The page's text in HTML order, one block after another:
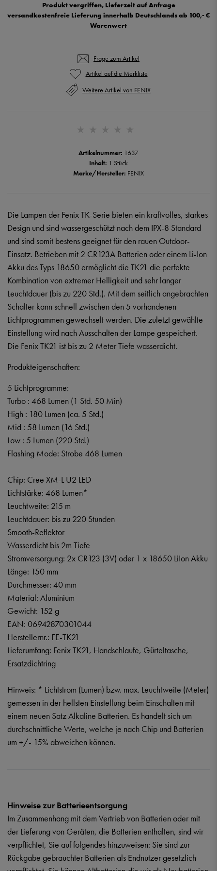
Artikelnummer: 1637
Inhalt: 1 Stück
Marke/Hersteller: FENIX
Produkt vergriffen, Lieferzeit auf Anfrage
versandkostenfreie Lieferung innerhalb Deutschlands ab 100,- €
Warenwert
Frage zum Artikel
Weitere Artikel von FENIX
Die Lampen der Fenix TK-Serie bieten ein kraftvolles, starkes
Design und sind wassergeschützt nach dem IPX-8 Standard
und sind somit bestens geeignet für den rauen Outdoor-
Einsatz. Betrieben mit 2 CR123A Batterien oder einem Li-Ion
Akku des Typs 18650 ermöglicht die TK21 die perfekte
Kombination von extremer Helligkeit und sehr langer
Leuchtdauer (bis zu 220 Std.). Mit dem seitlich angebrachten
Schalter kann schnell zwischen den 5 vorhandenen
Lichtprogrammen gewechselt werden. Die zuletzt gewählte
Einstellung wird nach Ausschalten der Lampe gespeichert.
Die Fenix TK21 ist bis zu 2 Meter Tiefe wasserdicht.
Produkteigenschaften:
5 Lichtprogramme:
Turbo : 468 Lumen (1 Std. 50 Min)
High : 180 Lumen (ca. 5 Std.)
Mid : 58 Lumen (16 Std.)
Low : 5 Lumen (220 Std.)
Flashing Mode: Strobe 468 Lumen
Chip: Cree XM-L U2 LED
Lichtstärke: 468 Lumen*
Leuchtweite: 215 m
Leuchtdauer: bis zu 220 Stunden
Smooth-Reflektor
Wasserdicht bis 2m Tiefe
Stromversorgung: 2x CR123 (3V) oder 1 x 18650 LiIon Akku
Länge: 150 mm
Durchmesser: 40 mm
Material: Aluminium
Gewicht: 152 g
EAN: 06942870301044
Herstellernr.: FE-TK21
Lieferumfang: Fenix TK21, Handschlaufe, Gürteltasche,
Ersatzdichtring
Hinweis: * Lichtstrom (Lumen) bzw. max. Leuchtweite (Meter)
gemessen in der hellsten Einstellung beim Einschalten mit
einem neuen Satz Alkaline Batterien. Es handelt sich um
durchschnittliche Werte, welche je nach Chip und Batterien
um +/- 15% abweichen können.
Hinweise zur Batterieentsorgung
Im Zusammenhang mit dem Vertrieb von Batterien oder mit
der Lieferung von Geräten, die Batterien enthalten, sind wir
verpflichtet, Sie auf folgendes hinzuweisen: Sie sind zur
Rückgabe gebrauchter Batterien als Endnutzer gesetzlich